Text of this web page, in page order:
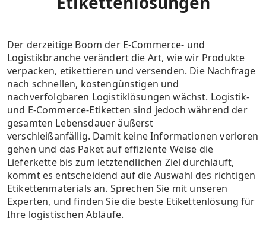
Der derzeitige Boom der E-Commerce- und
Logistikbranche verändert die Art, wie wir Produkte
verpacken, etikettieren und versenden. Die Nachfrage
nach schnellen, kostengünstigen und
nachverfolgbaren Logistiklösungen wächst. Logistik-
und E-Commerce-Etiketten sind jedoch während der
gesamten Lebensdauer äußerst
verschleißanfällig. Damit keine Informationen verloren
gehen und das Paket auf effiziente Weise die
Lieferkette bis zum letztendlichen Ziel durchläuft,
kommt es entscheidend auf die Auswahl des richtigen
Etikettenmaterials an. Sprechen Sie mit unseren
Experten, und finden Sie die beste Etikettenlösung für
Ihre logistischen Abläufe.